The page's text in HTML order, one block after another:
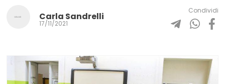
Carla Sandrelli
17/11/2021
Condividi